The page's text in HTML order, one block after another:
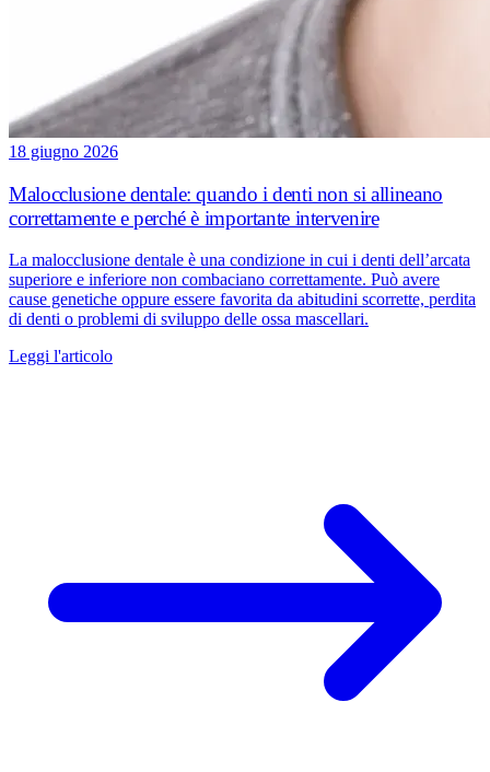
18 giugno 2026
Malocclusione dentale: quando i denti non si allineano
correttamente e perché è importante intervenire
La malocclusione dentale è una condizione in cui i denti dell’arcata
superiore e inferiore non combaciano correttamente. Può avere
cause genetiche oppure essere favorita da abitudini scorrette, perdita
di denti o problemi di sviluppo delle ossa mascellari.
Leggi l'articolo